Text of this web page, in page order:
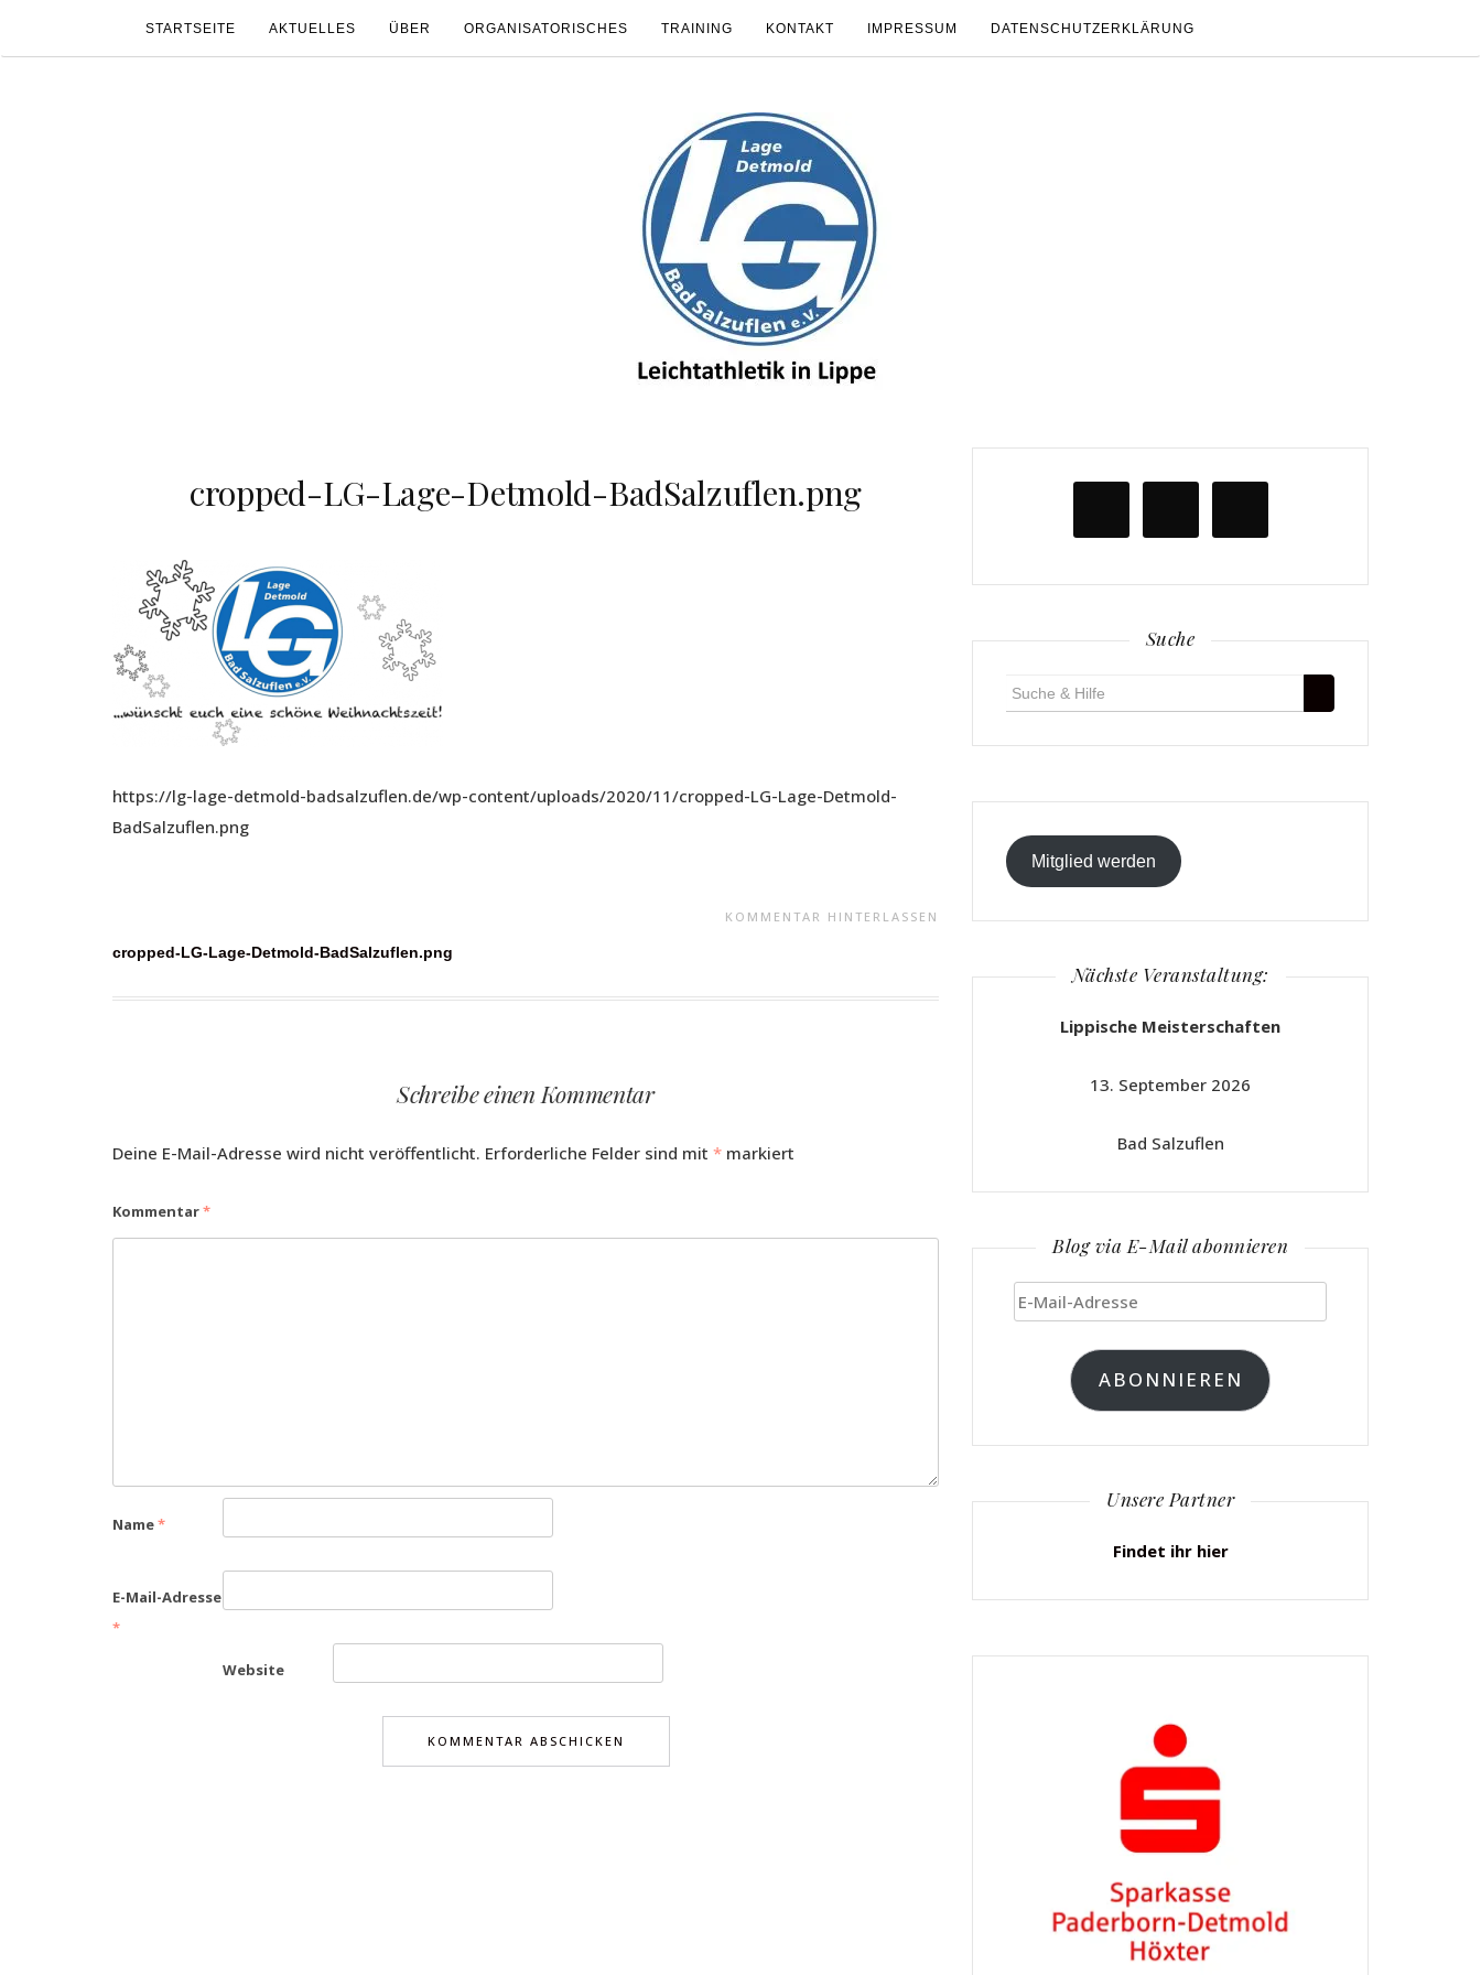
STARTSEITE AKTUELLES ÜBER ORGANISATORISCHES TRAINING KONTAKT IMPRESSUM DATENSCHUTZERKLÄRUNG
cropped-LG-Lage-Detmold-BadSalzuflen.png
https://lg-lage-detmold-badsalzuflen.de/wp-content/uploads/2020/11/cropped-LG-Lage-Detmold-
BadSalzuflen.png
KOMMENTAR HINTERLASSEN
Beitragsnavigation
cropped-LG-Lage-Detmold-BadSalzuflen.png
Schreibe einen Kommentar
Deine E-Mail-Adresse wird nicht veröffentlicht. Erforderliche Felder sind mit * markiert
Kommentar*
Name*
E-Mail-Adresse
*
Website
Suche
Mitglied werden
Nächste Veranstaltung:
Lippische Meisterschaften
13. September 2026
Bad Salzuflen
Blog via E-Mail abonnieren
E-
Mail-
Adresse
ABONNIEREN
Unsere Partner
Findet ihr hier